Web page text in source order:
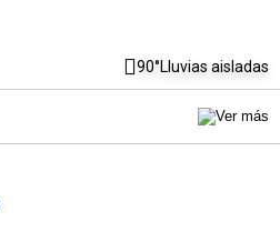
90°Lluvias aisladas